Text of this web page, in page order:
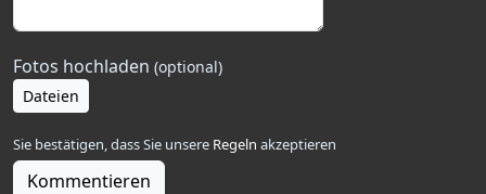
Fotos hochladen (optional)
Dateien
Sie bestätigen, dass Sie unsere Regeln akzeptieren
Kommentieren